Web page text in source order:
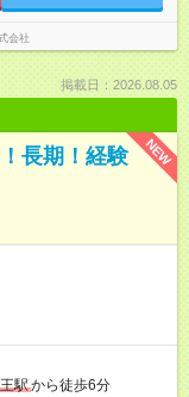
会社
掲載日：2026.08.05
NEW
長期！経験
駅から徒歩6分